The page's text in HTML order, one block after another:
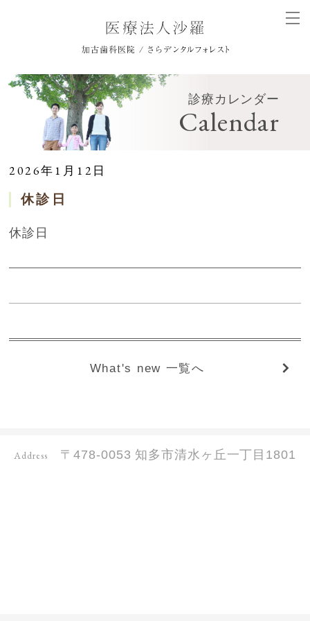
診療カレンダー
Calendar
2026年1月12日
休診日
休診日
What's new 一覧へ
Address 〒478-0053 知多市清水ヶ丘一丁目1801